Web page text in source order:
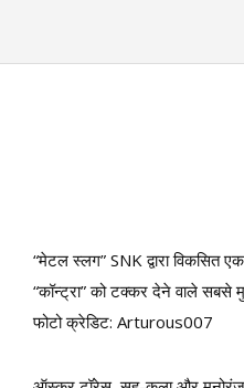
“मेटल स्लग” SNK द्वारा
“कॉन्ट्रा” को टक्कर देने वाले
फोटो क्रेडिट: Arturous007